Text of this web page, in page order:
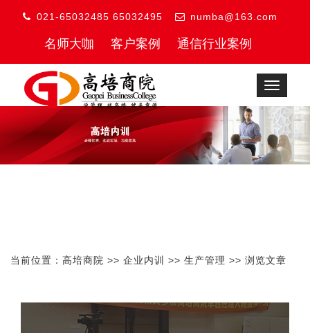
021-65032485 65032495 numba@163.com
名师大咖 客户案例 通信行业案例
Toggle
当前位置： 高培商院 >> 企业内训 >> 生产管理 >> 浏览文章